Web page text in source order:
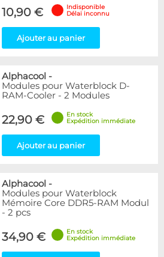
10,90 €
Indisponible
Délai inconnu
Ajouter au panier
Alphacool -
Modules pour Waterblock D-
RAM-Cooler - 2 Modules
22,90 €
En stock
Expédition immédiate
Ajouter au panier
Alphacool -
Modules pour Waterblock
Mémoire Core DDR5-RAM Modul
- 2 pcs
34,90 €
En stock
Expédition immédiate